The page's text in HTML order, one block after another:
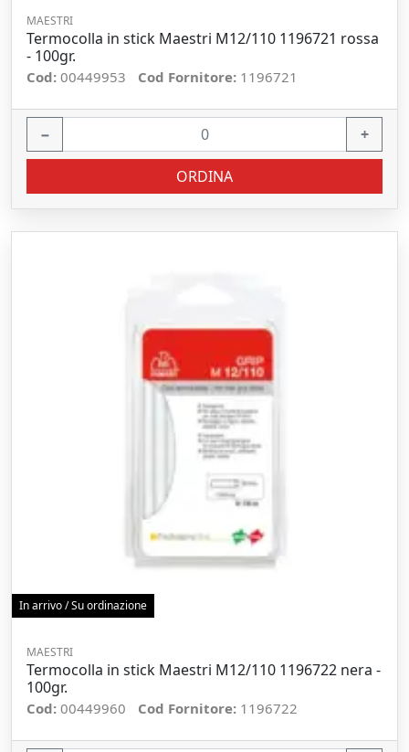
MAESTRI
Termocolla in stick Maestri M12/110 1196721 rossa
- 100gr.
Cod: 00449953 Cod Fornitore: 1196721
− +
ORDINA
In arrivo / Su ordinazione
MAESTRI
Termocolla in stick Maestri M12/110 1196722 nera -
100gr.
Cod: 00449960 Cod Fornitore: 1196722